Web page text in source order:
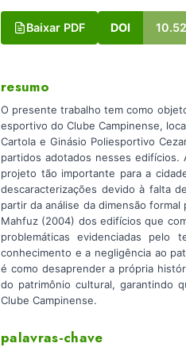
Baixar PDF DOI
resumo
O presente trabalho tem como
esportivo do Clube Campinense,
Cartola e Ginásio Poliesportivo
partidos adotados nesses edifícios.
projeto tão importante para a
descaracterizações devido à falta
partir da análise da dimensão
Mahfuz (2004) dos edifícios que
problemáticas evidenciadas
conhecimento e a negligência ao
é como desaprender a própria
do patrimônio cultural, garantindo
Clube Campinense.
palavras-chave